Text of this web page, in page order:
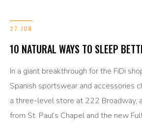
27 JUN
10 NATURAL WAYS TO SLEEP
In a giant breakthrough for the FiDi
Spanish sportswear and accessories
a three-level store at 222 Broadway,
from St. Paul’s Chapel and the new